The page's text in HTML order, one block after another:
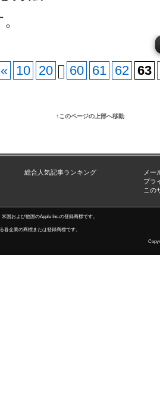
« 10 20 60 61 62 63
↑このページの上部へ移動
総合人気記事ランキング
メー
プラ
この
国および他国のApple Inc.の登録商標です。
各企業の商標または登録商標です。